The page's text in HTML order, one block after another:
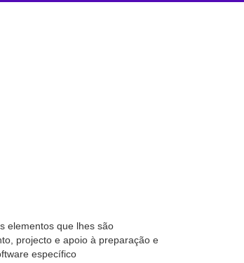
elementos que lhes são
projecto e apoio à preparação e
específico